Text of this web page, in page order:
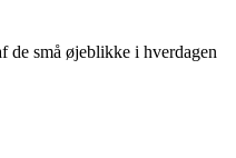
små øjeblikke i hverdagen